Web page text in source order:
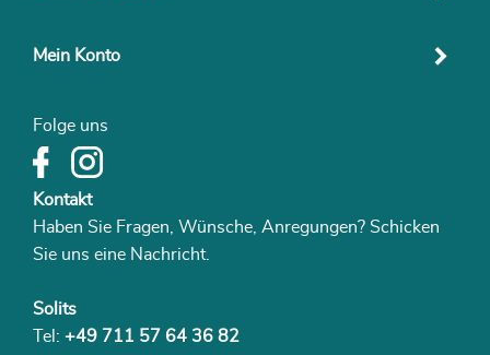
Mein Konto
Folge uns
Kontakt
Haben Sie Fragen, Wünsche, Anregungen? Schicken
Sie uns eine Nachricht.
Solits
Tel: +49 711 57 64 36 82